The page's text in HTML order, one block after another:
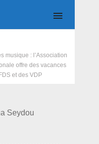
rénove les
Général
Seydou